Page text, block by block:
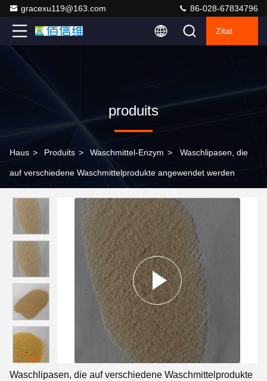
gracexu119@163.com 86-028-67834796
Zitat
produits
Haus > Produits > Waschmittel-Enzym > Waschlipasen, die
auf verschiedene Waschmittelprodukte angewendet werden
Waschlipasen, die auf verschiedene Waschmittelprodukte